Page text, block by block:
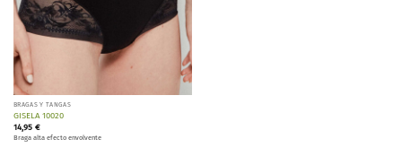
BRAGAS Y TANGAS
GISELA 10020
14,95 €
Braga alta efecto envolvente